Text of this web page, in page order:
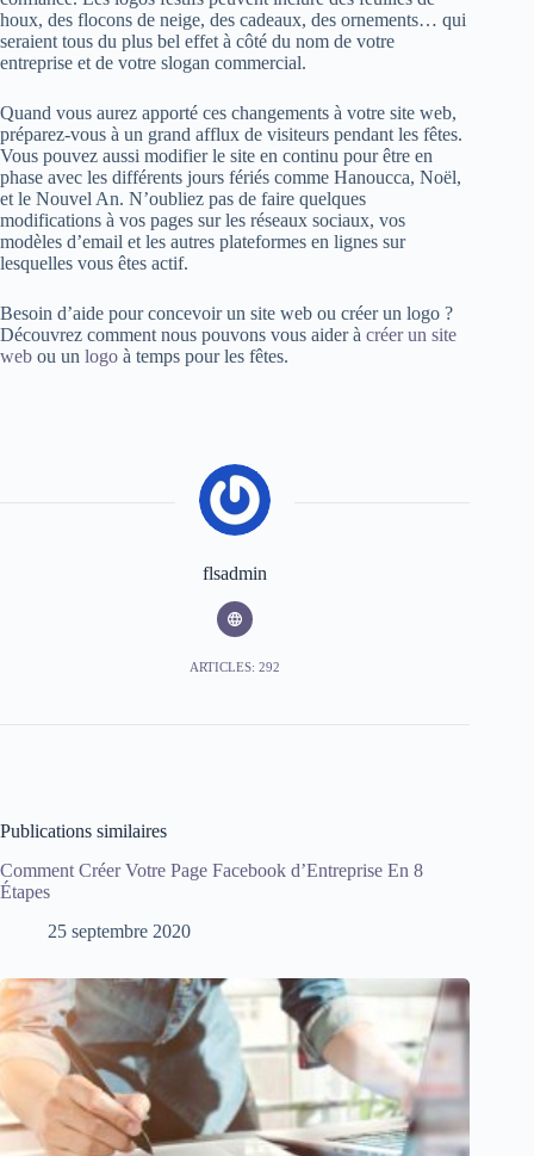
houx, des flocons de neige, des cadeaux, des ornements… qui
seraient tous du plus bel effet à côté du nom de votre
entreprise et de votre slogan commercial.
Quand vous aurez apporté ces changements à votre site web,
préparez-vous à un grand afflux de visiteurs pendant les fêtes.
Vous pouvez aussi modifier le site en continu pour être en
phase avec les différents jours fériés comme Hanoucca, Noël,
et le Nouvel An. N’oubliez pas de faire quelques
modifications à vos pages sur les réseaux sociaux, vos
modèles d’email et les autres plateformes en lignes sur
lesquelles vous êtes actif.
Besoin d’aide pour concevoir un site web ou créer un logo ?
Découvrez comment nous pouvons vous aider à créer un site
web ou un logo à temps pour les fêtes.
flsadmin
ARTICLES: 292
Publications similaires
Comment Créer Votre Page Facebook d’Entreprise En 8
Étapes
25 septembre 2020